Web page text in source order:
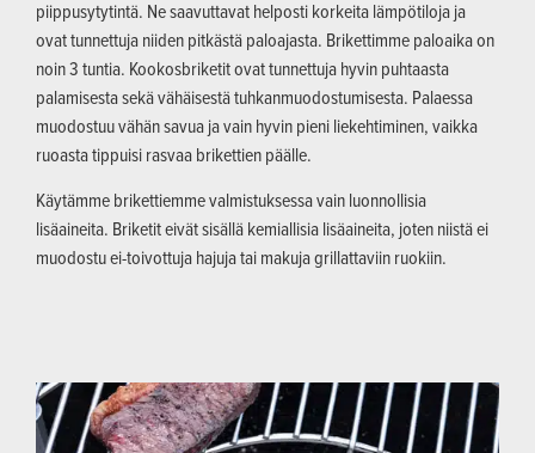
piippusytytintä. Ne saavuttavat helposti korkeita lämpötiloja ja
ovat tunnettuja niiden pitkästä paloajasta. Brikettimme paloaika on
noin 3 tuntia. Kookosbriketit ovat tunnettuja hyvin puhtaasta
palamisesta sekä vähäisestä tuhkanmuodostumisesta. Palaessa
muodostuu vähän savua ja vain hyvin pieni liekehtiminen, vaikka
ruoasta tippuisi rasvaa brikettien päälle.
Käytämme brikettiemme valmistuksessa vain luonnollisia
lisäaineita. Briketit eivät sisällä kemiallisia lisäaineita, joten niistä ei
muodostu ei-toivottuja hajuja tai makuja grillattaviin ruokiin.